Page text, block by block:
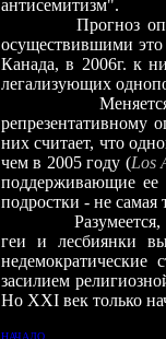
антисемитизм".
Прогноз
осуществившими это
Канада, в 2006г. к
легализующих
Меняется и
репрезентативному
них считает, что
чем в 2005 году (Los
поддерживающие ее
подростки - не самая
геи и лесбиянки
засилием
Но ХХI век только
НАЧАЛО